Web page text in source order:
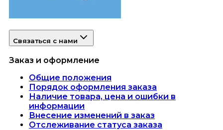
Связаться с нами
Заказ и оформление
Общие положения
Порядок оформления заказа
Наличие товара, цена и ошибки в
информации
Внесение изменений в заказ
Отслеживание статуса заказа